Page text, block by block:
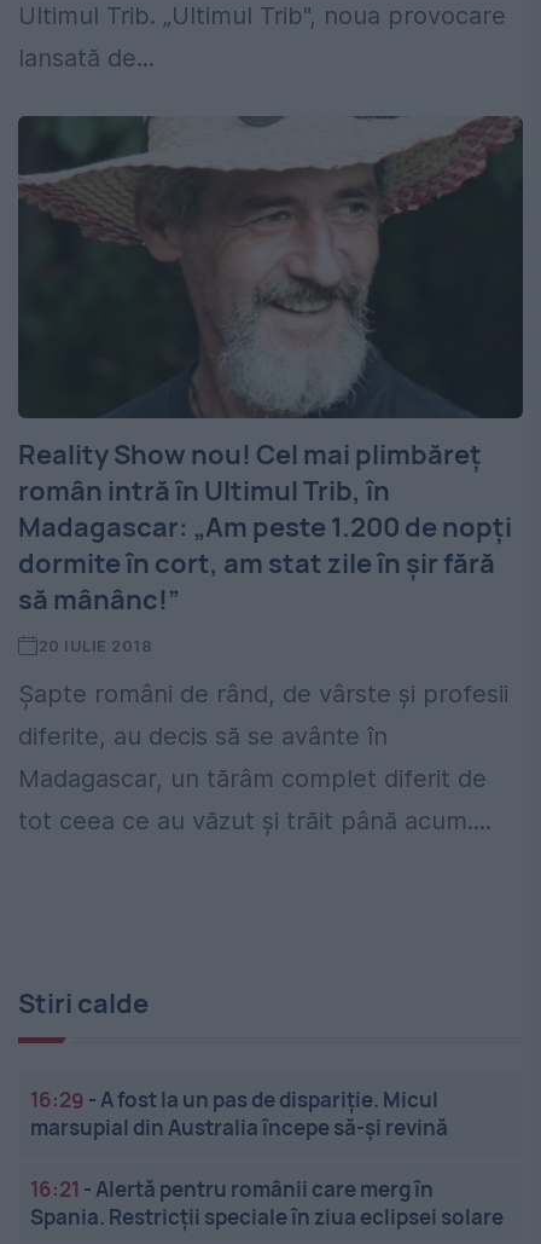
Ultimul Trib. „Ultimul Trib", noua provocare
lansată de...
Reality Show nou! Cel mai plimbăreț
român intră în Ultimul Trib, în
Madagascar: „Am peste 1.200 de nopți
dormite în cort, am stat zile în șir fără
să mânânc!”
20 IULIE 2018
Șapte români de rând, de vârste și profesii
diferite, au decis să se avânte în
Madagascar, un tărâm complet diferit de
tot ceea ce au văzut și trăit până acum....
Stiri calde
16:29 -A fost la un pas de dispariție. Micul
marsupial din Australia începe să-și revină
16:21 -Alertă pentru românii care merg în
Spania. Restricții speciale în ziua eclipsei solare